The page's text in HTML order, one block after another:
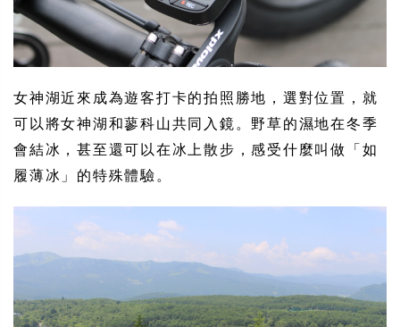
女神湖近來成為遊客打卡的拍照勝地，選對位置，就
可以將女神湖和蓼科山共同入鏡。野草的濕地在冬季
會結冰，甚至還可以在冰上散步，感受什麼叫做「如
履薄冰」的特殊體驗。